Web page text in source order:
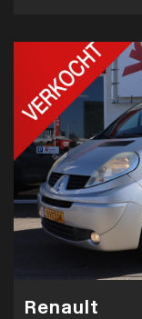
Renault